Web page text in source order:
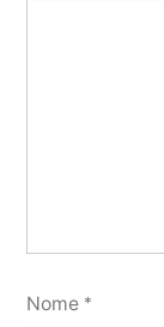
Nome *